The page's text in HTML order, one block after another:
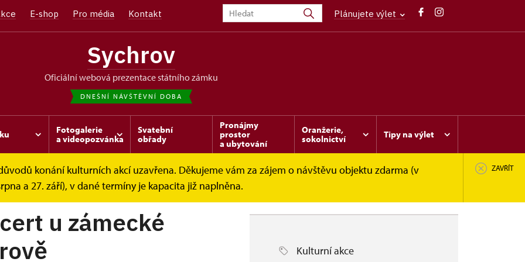
E-shop Pro média Kontakt Plánujete výlet
Sychrov
oficiální webová prezentace státního zámku
DNEŠNÍ NÁVŠTĚVNÍ DOBA
Fotogalerie
a videopozvánka
Svatební
obřady
Pronájmy
prostor
a ubytování
Oranžerie,
sokolnictví
Tipy na výlet
konání kulturních akcí uzavřena. Děkujeme vám za zájem o návštěvu objektu zdarma (v
a 27. září), v dané termíny je kapacita již naplněna.
ZAVŘÍT
u zámecké
Kulturní akce